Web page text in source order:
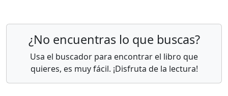
¿No encuentras lo que buscas?
Usa el buscador para encontrar el libro que
quieres, es muy fácil. ¡Disfruta de la lectura!